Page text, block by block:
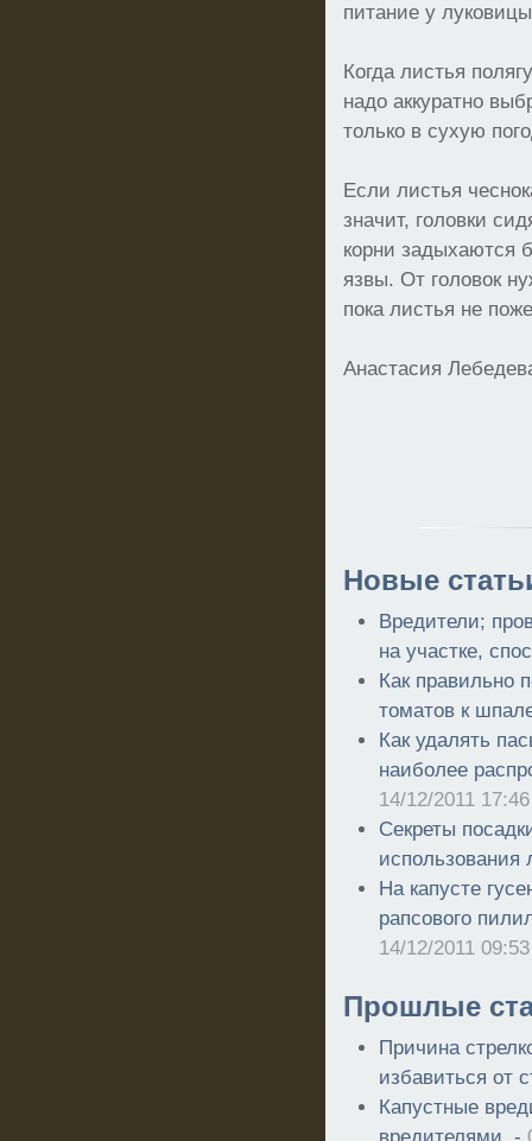
питание у
Когда листья
надо аккуратно
только в сухую
Если листья
значит, головки
корни задыхаются
язвы. От головок
пока листья не
Анастасия
Новые
Вредители;
на участке,
Как правильно
томатов к
Как удалять
наиболее
14/12/2011 17:46
Секреты
На капусте
рапсового
14/12/2011 09:53
Прошлые
Причина
избавиться от
Капустные